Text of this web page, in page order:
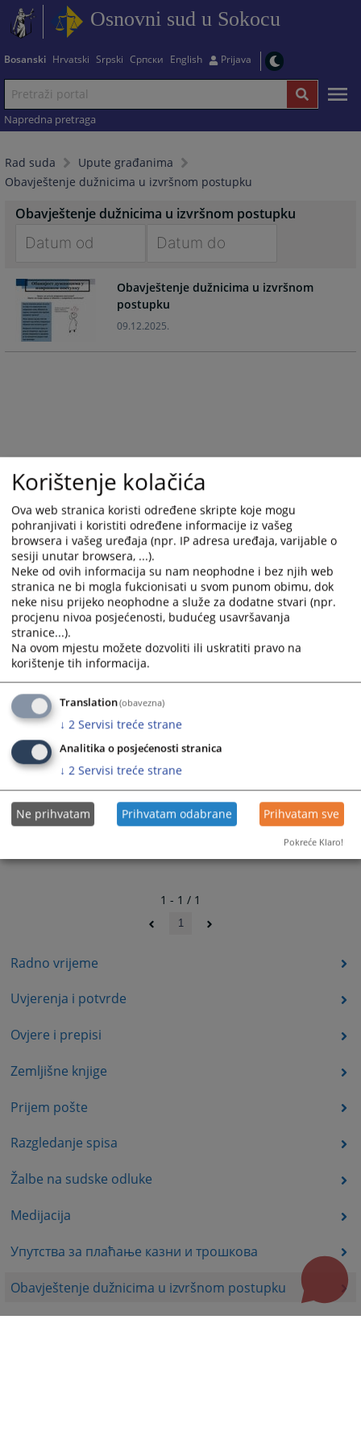
Osnovni sud u Sokocu
Bosanski Hrvatski Srpski Српски English Prijava
Napredna pretraga
Rad suda
Upute građanima
Obavještenje dužnicima u izvršnom postupku
Radno vrijeme
Uvjerenja i potvrde
Ovjere i prepisi
Zemljišne knjige
Prijem pošte
Razgledanje spisa
Žalbe na sudske odluke
Medijacija
Упутства за плаћање казни и трошкова
Obavještenje dužnicima u izvršnom postupku
Obavještenje dužnicima u izvršnom postupku
forward
to
interact
with
the
mark
key
to
get
the
keyboard
shortcuts
for
changing
dates.
forward
to
interact
the
mark
key
to
get
the
keyboard
shortcuts
for
dates.
Obavještenje dužnicima u izvršnom
postupku
09.12.2025.
1 - 1 / 1
1
Korištenje kolačića
Ova web stranica koristi određene skripte koje mogu
pohranjivati i koristiti određene informacije iz vašeg
browsera i vašeg uređaja (npr. IP adresa uređaja, varijable o
sesiji unutar browsera, ...).
Neke od ovih informacija su nam neophodne i bez njih web
stranica ne bi mogla fukcionisati u svom punom obimu, dok
neke nisu prijeko neophodne a služe za dodatne stvari (npr.
procjenu nivoa posjećenosti, budućeg usavršavanja
stranice...).
Na ovom mjestu možete dozvoliti ili uskratiti pravo na
korištenje tih informacija.
Translation(obavezna)
↓ 2 Servisi treće strane
Analitika o posjećenosti stranica
↓ 2 Servisi treće strane
Ne prihvatam Prihvatam odabrane Prihvatam sve
Pokreće Klaro!